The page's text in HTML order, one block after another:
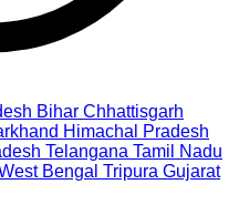
Bihar Chhattisgarh
Himachal Pradesh
Telangana Tamil Nadu
Bengal Tripura Gujarat